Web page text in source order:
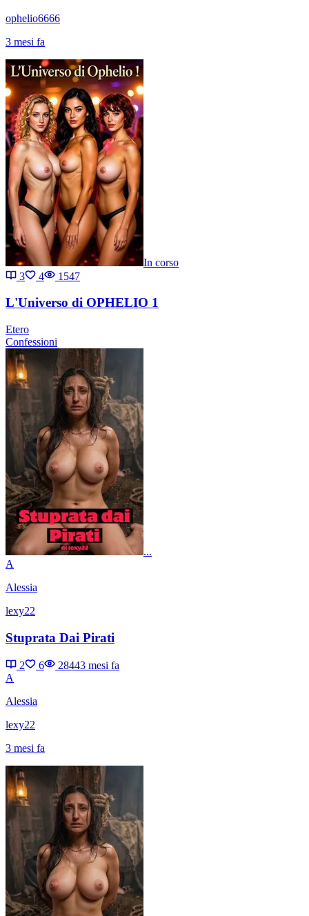
ophelio6666
3 mesi fa
In corso
3
4 1547
L'Universo di OPHELIO 1
Etero
Confessioni
...
A
Alessia
lexy22
Stuprata Dai Pirati
2 6 28443 mesi fa
A
Alessia
lexy22
3 mesi fa